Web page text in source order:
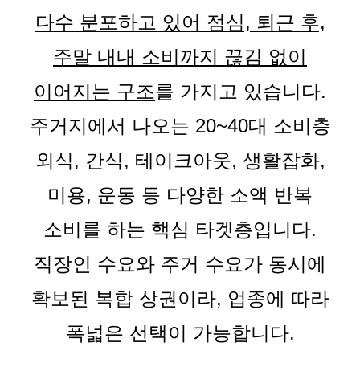
다수 분포하고 있어 점심, 퇴근 후,
주말 내내 소비까지 끊김 없이
이어지는 구조를 가지고 있습니다.
주거지에서 나오는 20~40대 소비층
외식, 간식, 테이크아웃, 생활잡화,
미용, 운동 등 다양한 소액 반복
소비를 하는 핵심 타겟층입니다.
직장인 수요와 주거 수요가 동시에
확보된 복합 상권이라, 업종에 따라
폭넓은 선택이 가능합니다.